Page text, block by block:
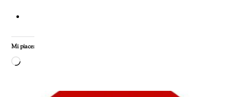
Mi piace:
Caricamento